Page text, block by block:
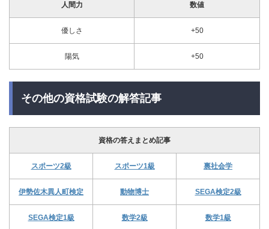
人間力 数値
優しさ +50
陽気 +50
その他の資格試験の解答記事
資格の答えまとめ記事
スポーツ2級 スポーツ1級 裏社会学
伊勢佐木異人町検定 動物博士 SEGA検定2級
SEGA検定1級 数学2級 数学1級